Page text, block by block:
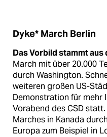
Dyke* March Berlin
Das Vorbild stammt aus
March mit über 20.000
durch Washington.
weiteren großen US-
Demonstration für mehr
Vorabend des CSD
Marches in Kanada
Europa zum Beispiel in